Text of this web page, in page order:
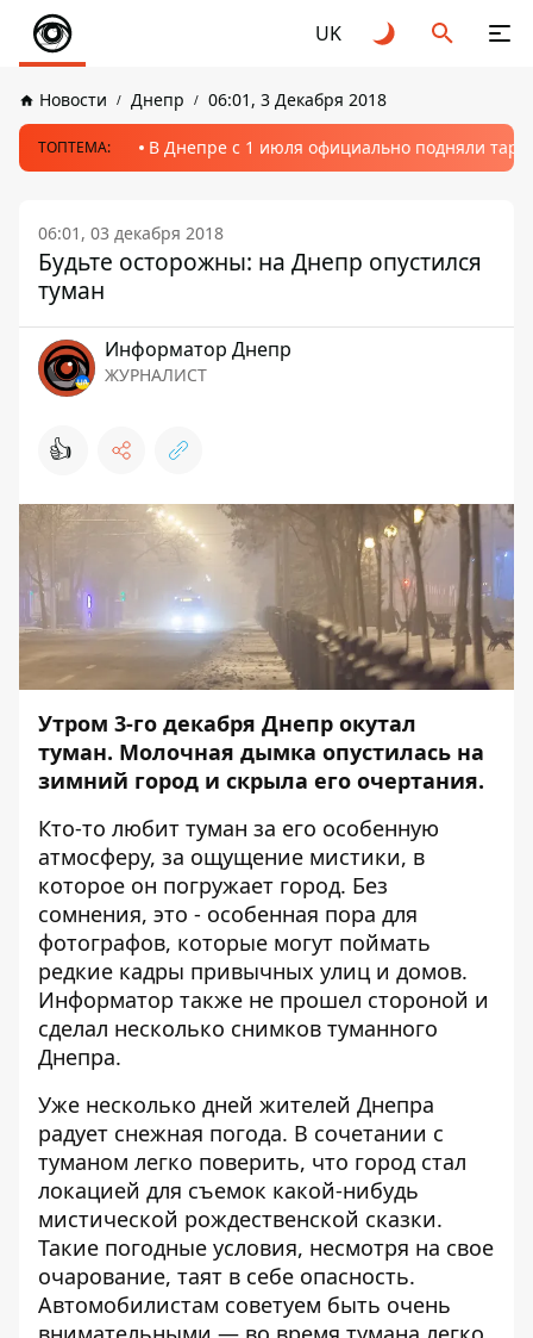
UK
Новости Днепр 06:01, 3 Декабря 2018
ТОПТЕМА: В Днепре с 1 июля официально подняли
06:01, 03 декабря 2018
Будьте осторожны: на Днепр опустился
туман
Информатор Днепр
ЖУРНАЛИСТ
👍
Утром 3-го декабря Днепр окутал
туман. Молочная дымка опустилась на
зимний город и скрыла его очертания.
Кто-то любит туман за его особенную
атмосферу, за ощущение мистики, в
которое он погружает город. Без
сомнения, это - особенная пора для
фотографов, которые могут поймать
редкие кадры привычных улиц и домов.
Информатор также не прошел стороной и
сделал несколько снимков туманного
Днепра.
Уже несколько дней жителей Днепра
радует снежная погода. В сочетании с
туманом легко поверить, что город стал
локацией для съемок какой-нибудь
мистической рождественской сказки.
Такие погодные условия, несмотря на свое
очарование, таят в себе опасность.
Автомобилистам советуем быть очень